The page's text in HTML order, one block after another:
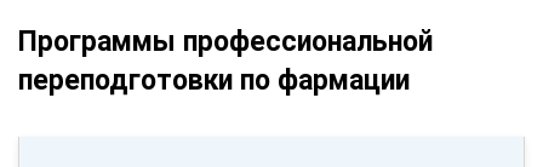
Программы профессиональной
переподготовки по фармации